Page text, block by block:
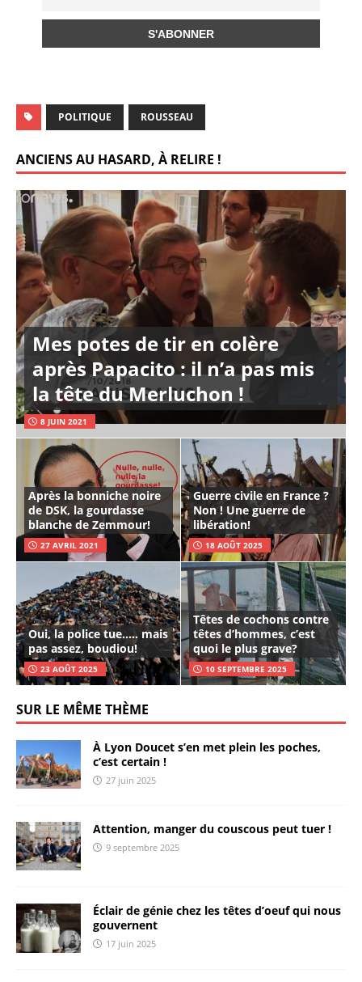
POLITIQUE ROUSSEAU
ANCIENS AU HASARD, À RELIRE !
Mes potes de tir en colère
après Papacito : il n’a pas mis
la tête du Merluchon !
8 JUIN 2021
Après la bonniche noire
de DSK, la gourdasse
blanche de Zemmour!
27 AVRIL 2021
Guerre civile en France ?
Non ! Une guerre de
libération!
18 AOÛT 2025
Oui, la police tue….. mais
pas assez, boudiou!
23 AOÛT 2025
Têtes de cochons contre
têtes d’hommes, c’est
quoi le plus grave?
10 SEPTEMBRE 2025
SUR LE MÊME THÈME
À Lyon Doucet s’en met plein les poches,
c’est certain !
27 juin 2025
Attention, manger du couscous peut tuer !
9 septembre 2025
Éclair de génie chez les têtes d’oeuf qui nous
gouvernent
17 juin 2025